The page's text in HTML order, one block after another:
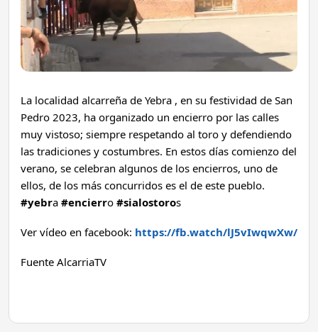
La localidad alcarreña de Yebra , en su festividad de San
Pedro 2023, ha organizado un encierro por las calles
muy vistoso; siempre respetando al toro y defendiendo
las tradiciones y costumbres. En estos días comienzo del
verano, se celebran algunos de los encierros, uno de
ellos, de los más concurridos es el de este pueblo.
#yebra #encierro #sialostoros
Ver vídeo en facebook: https://fb.watch/lJ5vIwqwXw/
Fuente AlcarriaTV